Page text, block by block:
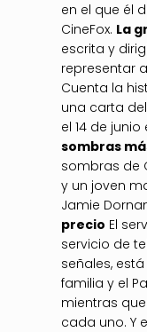
en el que él
CineFox. La
escrita y
representar
Cuenta la
una carta
el 14 de junio
sombras
sombras de
y un joven
Jamie
precio El
servicio de
señales,
familia y el
mientras que
cada uno. Y